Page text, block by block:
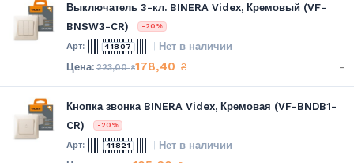
Выключатель 3-кл. BINERA Videx, Кремовый (VF-
BNSW3-CR)
-20%
41807 Нет в наличии
223,00₴178,40 ₴ -
Кнопка звонка BINERA Videx, Кремовая (VF-BNDB1-
CR)
-20%
41821 Нет в наличии